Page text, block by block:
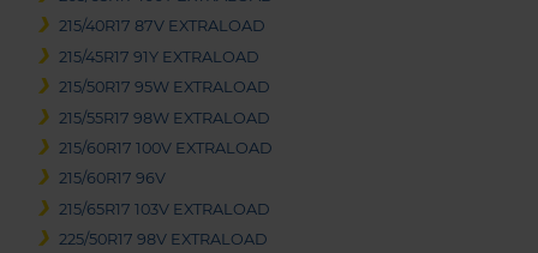
215/40R17 87V EXTRALOAD
215/45R17 91Y EXTRALOAD
215/50R17 95W EXTRALOAD
215/55R17 98W EXTRALOAD
215/60R17 100V EXTRALOAD
215/60R17 96V
215/65R17 103V EXTRALOAD
225/50R17 98V EXTRALOAD